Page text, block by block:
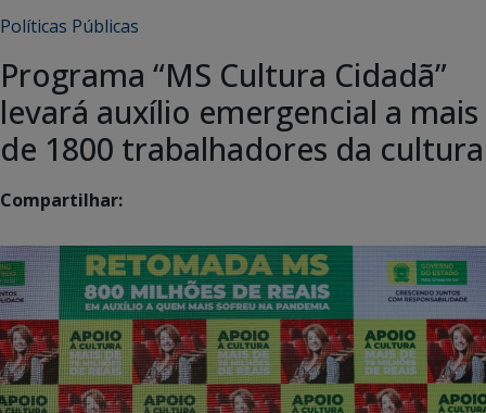
Políticas Públicas
Programa “MS Cultura Cidadã”
levará auxílio emergencial a mais
de 1800 trabalhadores da cultura
Compartilhar: